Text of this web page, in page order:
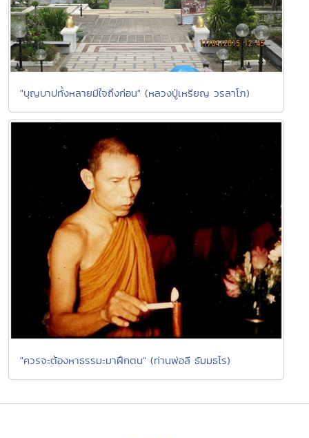
"บุญบาปทั้งหลายมีใจถึงก่อน" (หลวงปู่เหรียญ วรลาโภ)
"ควรจะต้องหาธรรมะมาฝึกตน" (ท่านพ่อลี ธัมมธโร)